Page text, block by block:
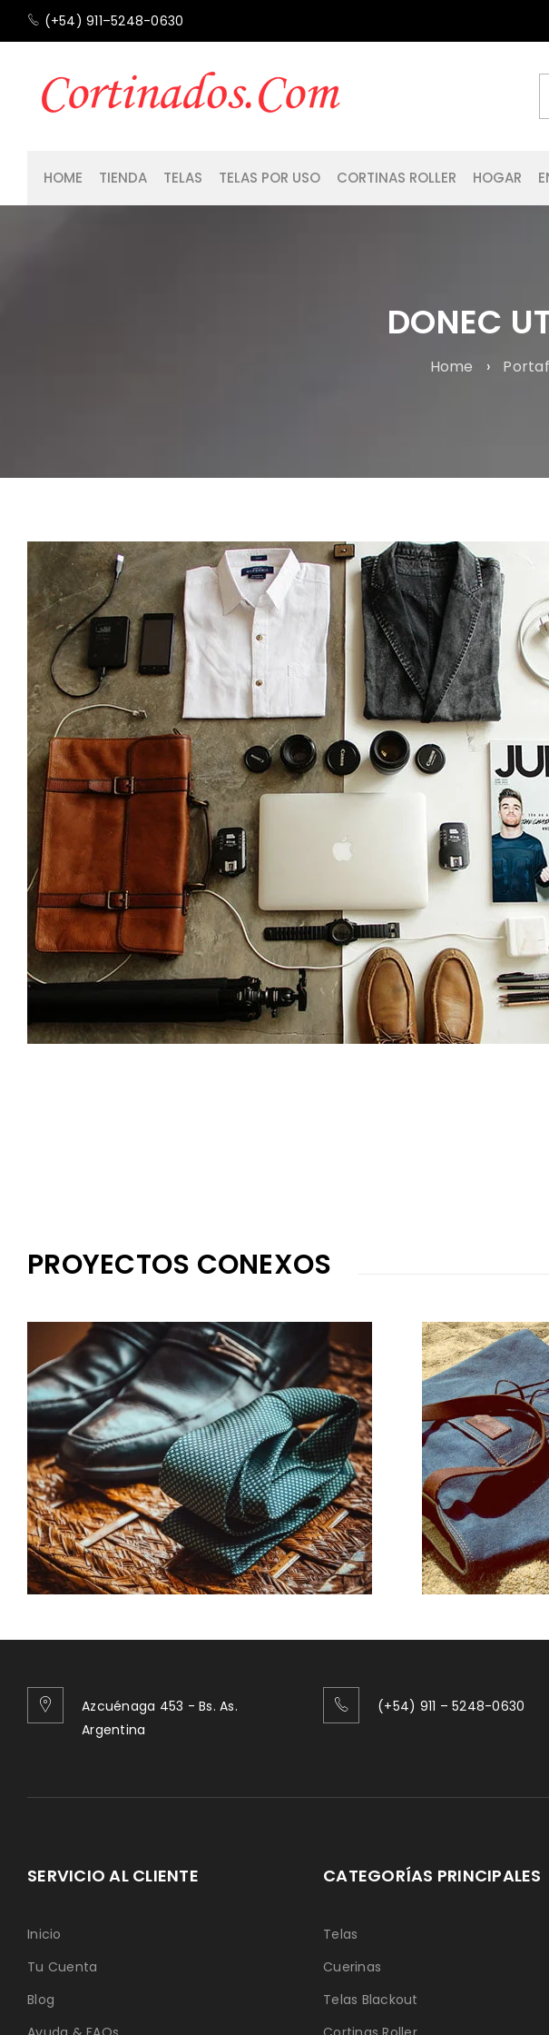
(+54) 911–5248-0630
HOME TIENDA TELAS TELAS POR USO CORTINAS ROLLER HOGAR
DONEC
Home ›
PROYECTOS CONEXOS
Azcuénaga 453 - Bs. As.
Argentina
(+54) 911 – 5248-0630
SERVICIO AL CLIENTE
Inicio
Tu Cuenta
Blog
CATEGORÍAS PRINCIPALES
Telas
Cuerinas
Telas Blackout